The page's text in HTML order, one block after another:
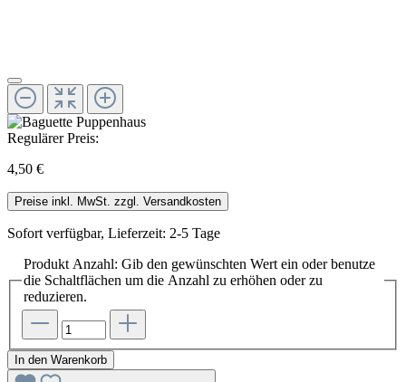
Regulärer Preis:
4,50 €
Preise inkl. MwSt. zzgl. Versandkosten
Sofort verfügbar, Lieferzeit: 2-5 Tage
Produkt Anzahl: Gib den gewünschten Wert ein oder benutze
die Schaltflächen um die Anzahl zu erhöhen oder zu
reduzieren.
In den Warenkorb